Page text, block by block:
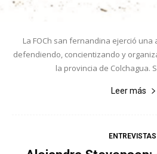
La FOCh san fernandina ejerció
defendiendo, concientizando y
la provincia de Colchagua.
Leer más
ENTREVISTAS